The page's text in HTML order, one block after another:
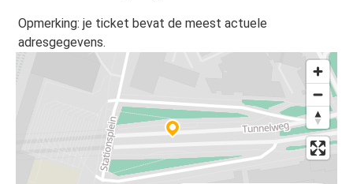
Opmerking: je ticket bevat de meest actuele
adresgegevens.